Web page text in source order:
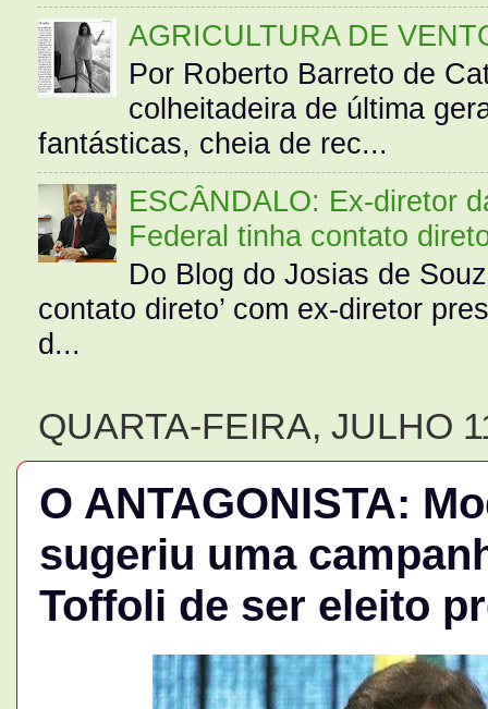
AGRICULTURA DE
Por Roberto Barreto de
colheitadeira de última
fantásticas, cheia de rec...
ESCÂNDALO: Ex-diretor
Federal tinha contato
Do Blog do Josias de
contato direto’ com ex-diretor
d...
QUARTA-FEIRA, JULHO
O ANTAGONISTA:
sugeriu uma
Toffoli de ser eleito